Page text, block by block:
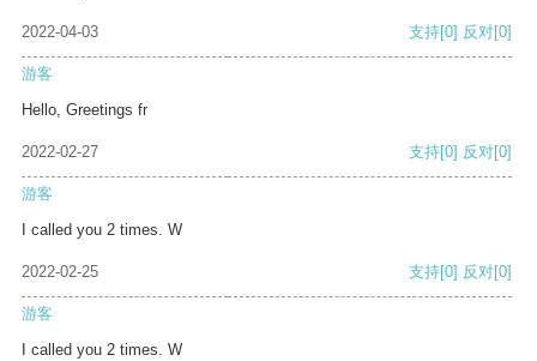
2022-04-03 支持[0] 反对[0]
游客
Hello, Greetings fr
2022-02-27 支持[0] 反对[0]
游客
I called you 2 times. W
2022-02-25 支持[0] 反对[0]
游客
I called you 2 times. W